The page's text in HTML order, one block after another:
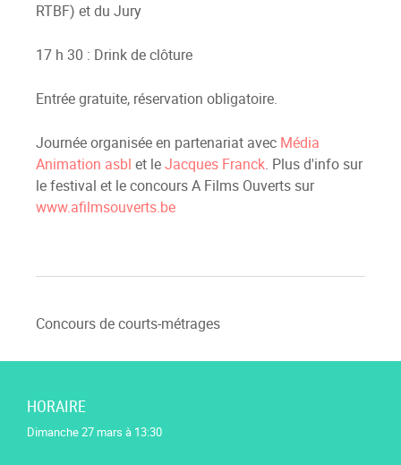
RTBF) et du Jury
17 h 30 : Drink de clôture
Entrée gratuite, réservation obligatoire.
Journée organisée en partenariat avec Média
Animation asbl et leJacques Franck. Plus d'info sur
le festival et le concours A Films Ouverts sur
www.afilmsouverts.be
Concours de courts-métrages
HORAIRE
Dimanche 27 mars à 13:30